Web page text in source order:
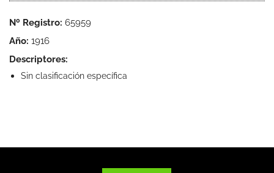
Nº Registro: 65959
Año: 1916
Descriptores:
Sin clasificación específica